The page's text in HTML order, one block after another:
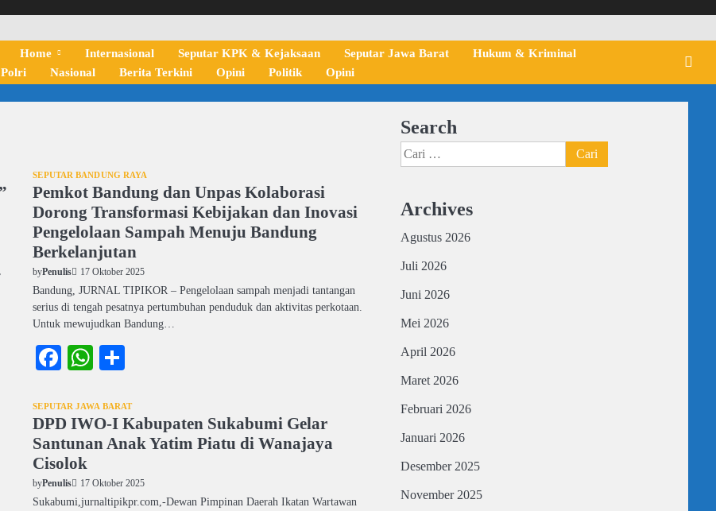
Home Internasional Seputar KPK & Kejaksaan Seputar Jawa Barat
Hukum & Kriminal
Nasional Berita Terkini Opini Politik Opini
SEPUTAR BANDUNG RAYA
Pemkot Bandung dan Unpas Kolaborasi
Dorong Transformasi Kebijakan dan Inovasi
Pengelolaan Sampah Menuju Bandung
Berkelanjutan
byPenulis 17 Oktober 2025
Bandung, JURNAL TIPIKOR – Pengelolaan sampah menjadi tantangan
serius di tengah pesatnya pertumbuhan penduduk dan aktivitas perkotaan.
Untuk mewujudkan Bandung…
Facebook
WhatsApp
SEPUTAR JAWA BARAT
DPD IWO-I Kabupaten Sukabumi Gelar
Santunan Anak Yatim Piatu di Wanajaya
Cisolok
byPenulis 17 Oktober 2025
Sukabumi,jurnaltipikpr.com,-Dewan Pimpinan Daerah Ikatan Wartawan
Search
Cari
untuk:
Archives
Agustus 2026
Juli 2026
Juni 2026
Mei 2026
April 2026
Maret 2026
Februari 2026
Januari 2026
Desember 2025
November 2025